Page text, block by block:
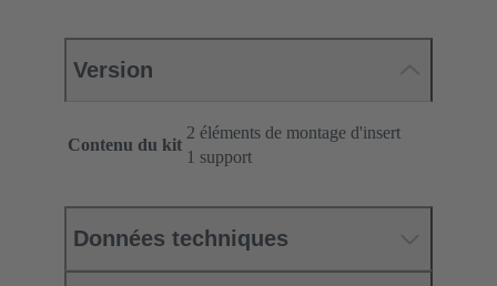
Version
Contenu du kit
2 éléments de montage d'insert
1 support
Données techniques